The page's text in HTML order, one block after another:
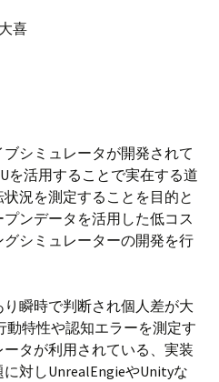
喜
シミュレータが開発されて
を活用することで実在する道
況を測定することを目的と
ンデータを活用した低コス
グシミュレーターの開発を行
瞬時で判断され個人差が大
動特性や認知エラーを測定す
タが利用されている、実装
対しUnrealEngieやUnityな